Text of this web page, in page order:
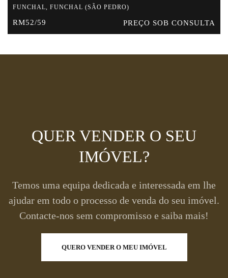
FUNCHAL, FUNCHAL (SÃO PEDRO)
RM52/59 PREÇO SOB CONSULTA
QUER VENDER O SEU
IMÓVEL?
Temos uma equipa dedicada e interessada em lhe
ajudar em todo o processo de venda do seu imóvel.
Contacte-nos sem compromisso e saiba mais!
QUERO VENDER O MEU IMÓVEL